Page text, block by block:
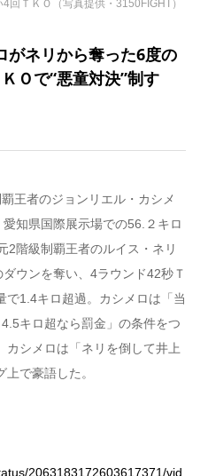
回ＴＫＯ（写真提供・3150FIGHT）
がネリから奪った6度の
Ｏで“悪童対決”制す
王者のジョンリエル・カシメ
知県国際展示場での56.２キロ
2階級制覇王者のルイス・ネリ
ウンを奪い、4ラウンド42秒Ｔ
で1.4キロ超過。カシメロは「当
キロ超なら罰金」の条件をつ
カシメロは「ネリを倒して井上
で豪語した。
2063183172603617371/vid